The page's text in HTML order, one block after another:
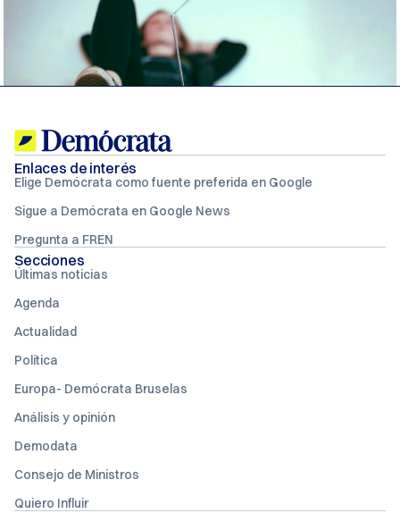
Enlaces de interés
Elige Demócrata como fuente preferida en Google
Sigue a Demócrata en Google News
Pregunta a FREN
Secciones
Últimas noticias
Agenda
Actualidad
Política
Europa- Demócrata Bruselas
Análisis y opinión
Demodata
Consejo de Ministros
Quiero Influir